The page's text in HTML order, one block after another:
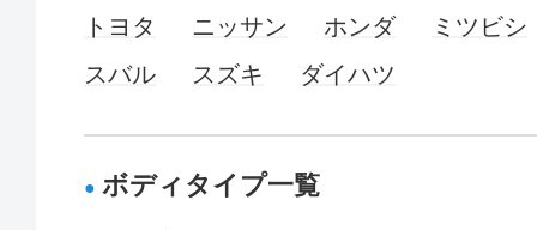
トヨタ ニッサン ホンダ
ミツビシ
スバル
スズキ ダイハツ
ボディタイプ一覧